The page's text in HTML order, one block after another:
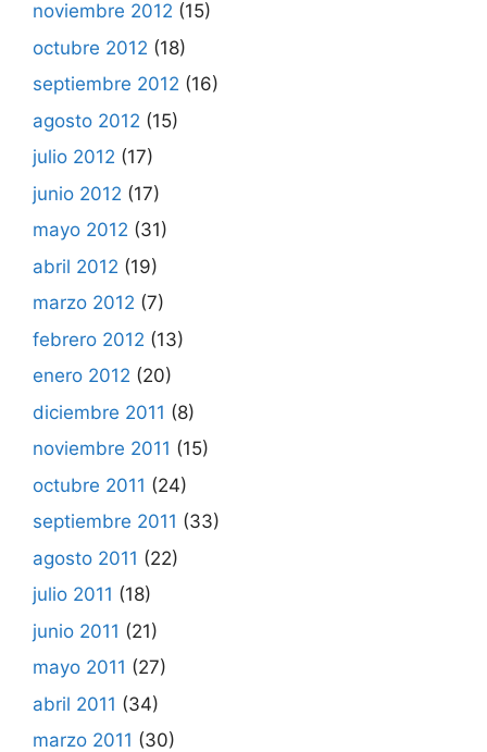
noviembre 2012 (15)
octubre 2012 (18)
septiembre 2012 (16)
agosto 2012 (15)
julio 2012 (17)
junio 2012 (17)
mayo 2012 (31)
abril 2012 (19)
marzo 2012 (7)
febrero 2012 (13)
enero 2012 (20)
diciembre 2011 (8)
noviembre 2011 (15)
octubre 2011 (24)
septiembre 2011 (33)
agosto 2011 (22)
julio 2011 (18)
junio 2011 (21)
mayo 2011 (27)
abril 2011 (34)
marzo 2011 (30)